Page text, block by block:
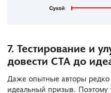
7. Тестирование и
довести CTA до
Даже опытные авторы редко
идеальный призыв. Поэтому